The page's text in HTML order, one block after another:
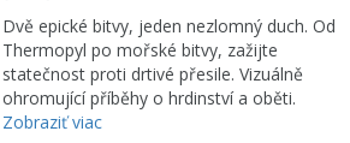
Dvě epické bitvy, jeden nezlomný duch. Od
Thermopyl po mořské bitvy, zažijte
statečnost proti drtivé přesile. Vizuálně
ohromující příběhy o hrdinství a oběti.
Zobraziť viac